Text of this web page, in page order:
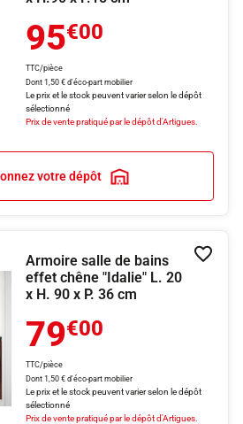
95€00
TTC/pièce
Dont 1,50 € d'éco-part mobilier
Le prix et le stock peuvent varier selon le dépôt
sélectionné
Prix de vente pratiqué par le dépôt d'Artigues.
votre dépôt
Armoire salle de bains
effet chêne "Idalie" L. 20
x H. 90 x P. 36 cm
79€00
TTC/pièce
Dont 1,50 € d'éco-part mobilier
Le prix et le stock peuvent varier selon le dépôt
sélectionné
Prix de vente pratiqué par le dépôt d'Artigues.